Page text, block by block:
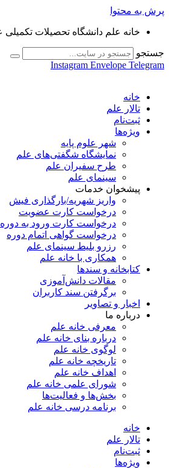
پرش به محتوا
خانه علم دانشگاه تحصیلات تکمیلی
جستجو
Instagram Envelope Telegram
خانه
تالار علم
ثبت‌نام
ویژه‌ها
شهر علوم پایه
نمایشگاه شگفتی‌های علم
طرح سفیران علم
سینمای علم
پیشخوان خدمات
واریز شهریه/بارگذاری فیش
درخواست کارت عضویت
درخواست کارت ورود به دوره
درخواست گواهی اتمام دوره
رزرو بلیط سینمای علم
همکاری با خانه علم
کتابخانه و سندها
مقالات دانش‌آموزی
برگرفتن سند کاربران
اخبار و تصاویر
درباره ما
معرفی خانه علم
درباره بنای خانه علم
لوگوی خانه علم
تاریخچه خانه علم
اهداف خانه علم
شورای علمی خانه علم
بخش‌ها و فعالیت‌ها
برنامه درسی خانه علم
خانه
تالار علم
ثبت‌نام
ویژه‌ها